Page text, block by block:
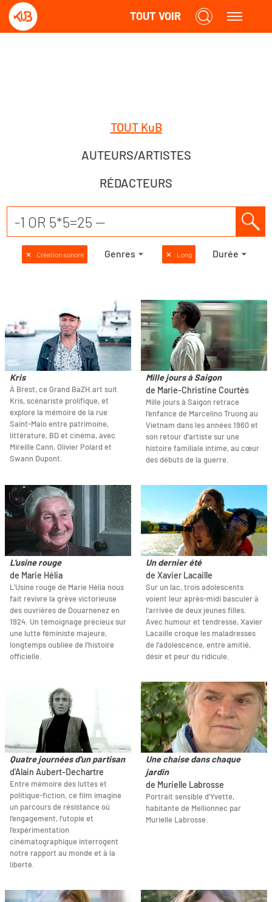
TOUT VOIR
TOUT KuB
AUTEURS/ARTISTES
RÉDACTEURS
✕ Création sonore Genres ✕ Long Durée
Kris
À Brest, ce Grand BaZH.art suit
Kris, scénariste prolifique, et
explore la mémoire de la rue
Saint-Malo entre patrimoine,
littérature, BD et cinéma, avec
Mireille Cann, Olivier Polard et
Swann Dupont.
Mille jours à Saigon
de Marie-Christine Courtès
Mille jours à Saigon retrace
l’enfance de Marcelino Truong au
Vietnam dans les années 1960 et
son retour d’artiste sur une
histoire familiale intime, au cœur
des débuts de la guerre.
L'usine rouge
de Marie Hélia
L’Usine rouge de Marie Hélia nous
fait revivre la grève victorieuse
des ouvrières de Douarnenez en
1924. Un témoignage précieux sur
une lutte féministe majeure,
longtemps oubliée de l’histoire
officielle.
Un dernier été
de Xavier Lacaille
Sur un lac, trois adolescents
voient leur après-midi basculer à
l’arrivée de deux jeunes filles.
Avec humour et tendresse, Xavier
Lacaille croque les maladresses
de l’adolescence, entre amitié,
désir et peur du ridicule.
Quatre journées d'un partisan
d'Alain Aubert-Dechartre
Entre mémoire des luttes et
politique-fiction, ce film imagine
un parcours de résistance où
l'engagement, l'utopie et
l'expérimentation
cinématographique interrogent
notre rapport au monde et à la
liberté.
Une chaise dans chaque
jardin
de Murielle Labrosse
Portrait sensible d'Yvette,
habitante de Mellionnec par
Murielle Labrosse.